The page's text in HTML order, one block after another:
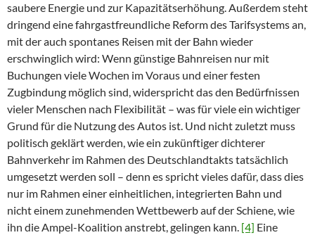
saubere Energie und zur Kapazitätserhöhung. Außerdem steht
dringend eine fahrgastfreundliche Reform des Tarifsystems an,
mit der auch spontanes Reisen mit der Bahn wieder
erschwinglich wird: Wenn günstige Bahnreisen nur mit
Buchungen viele Wochen im Voraus und einer festen
Zugbindung möglich sind, widerspricht das den Bedürfnissen
vieler Menschen nach Flexibilität – was für viele ein wichtiger
Grund für die Nutzung des Autos ist. Und nicht zuletzt muss
politisch geklärt werden, wie ein zukünftiger dichterer
Bahnverkehr im Rahmen des Deutschlandtakts tatsächlich
umgesetzt werden soll – denn es spricht vieles dafür, dass dies
nur im Rahmen einer einheitlichen, integrierten Bahn und
nicht einem zunehmenden Wettbewerb auf der Schiene, wie
ihn die Ampel-Koalition anstrebt, gelingen kann. [4] Eine